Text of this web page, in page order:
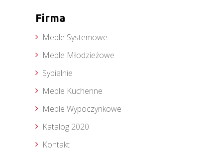
Firma
Meble Systemowe
Meble Młodzieżowe
Sypialnie
Meble Kuchenne
Meble Wypoczynkowe
Katalog 2020
Kontakt